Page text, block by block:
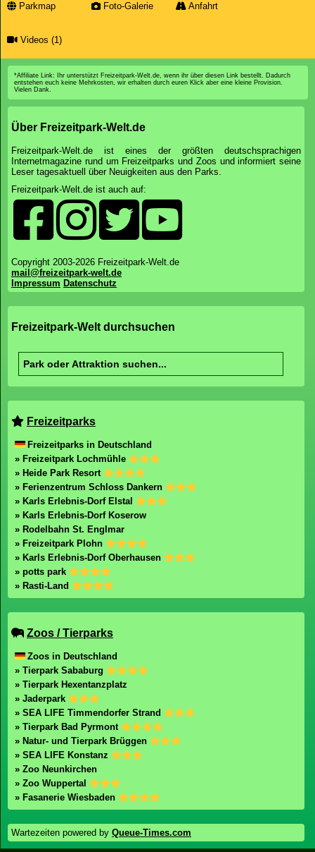
Parkmap Foto-Galerie Anfahrt
Videos (1)
*Affiliate Link: Ihr unterstützt Freizeitpark-Welt.de, wenn ihr über diesen Link bestellt. Dadurch
entstehen euch keine Mehrkosten, wir erhalten durch euren Klick aber eine kleine Provision.
Vielen Dank.
Über Freizeitpark-Welt.de
Freizeitpark-Welt.de ist eines der größten deutschsprachigen
Internetmagazine rund um Freizeitparks und Zoos und informiert seine
Leser tagesaktuell über Neuigkeiten aus den Parks.
Freizeitpark-Welt.de ist auch auf:
Copyright 2003-2026 Freizeitpark-Welt.de
mail@freizeitpark-welt.de
Impressum Datenschutz
Freizeitpark-Welt durchsuchen
Freizeitparks
Freizeitparks in Deutschland
» Freizeitpark Lochmühle
» Heide Park Resort
» Ferienzentrum Schloss Dankern
» Karls Erlebnis-Dorf Elstal
» Karls Erlebnis-Dorf Koserow
» Rodelbahn St. Englmar
» Freizeitpark Plohn
» Karls Erlebnis-Dorf Oberhausen
» potts park
» Rasti-Land
Zoos / Tierparks
Zoos in Deutschland
» Tierpark Sababurg
» Tierpark Hexentanzplatz
» Jaderpark
» SEA LIFE Timmendorfer Strand
» Tierpark Bad Pyrmont
» Natur- und Tierpark Brüggen
» SEA LIFE Konstanz
» Zoo Neunkirchen
» Zoo Wuppertal
» Fasanerie Wiesbaden
Wartezeiten powered by Queue-Times.com